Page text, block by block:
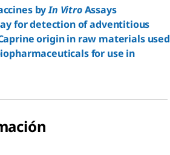
byIn VitroAssays
for detection of adventitious
origin in raw materials used
for use in